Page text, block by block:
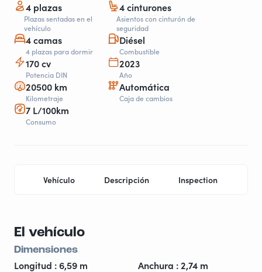
4 plazas
Plazas sentadas en el
vehículo
4 cinturones
Asientos con cinturón de
seguridad
4 camas
4 plazas para dormir
Diésel
Combustible
170 cv
Potencia DIN
2023
Año
20500 km
Kilometraje
Automática
Caja de cambios
7 L/100km
Consumo
Vehículo Descripción Inspection
El vehículo
Dimensiones
Longitud : 6,59 m Anchura : 2,74 m